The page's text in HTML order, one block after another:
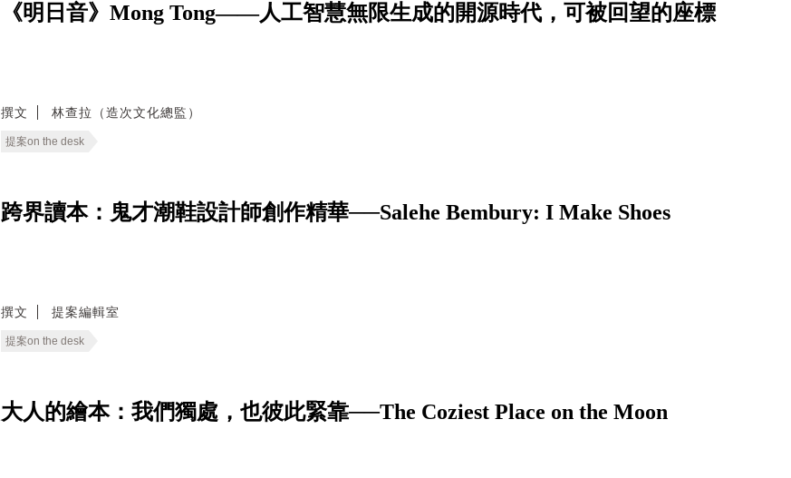
《明日音》Mong Tong——人工智慧無限生成的開源時代，可被回望的座標
撰文 林查拉（造次文化總監）
提案on the desk
跨界讀本：鬼才潮鞋設計師創作精華──Salehe Bembury: I Make Shoes
撰文 提案編輯室
提案on the desk
大人的繪本：我們獨處，也彼此緊靠──The Coziest Place on the Moon